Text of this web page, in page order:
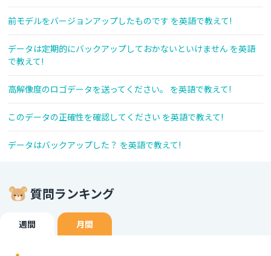
前モデルをバージョンアップしたものです を英語で教えて!
データは定期的にバックアップしておかないといけません を英語
で教えて!
高解像度のロゴデータを送ってください。 を英語で教えて!
このデータの正確性を確認してください を英語で教えて!
データはバックアップした？ を英語で教えて!
質問ランキング
週間 月間